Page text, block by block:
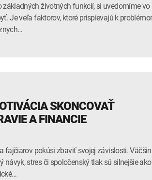
základných životných funkcií, si uvedomíme vo
Je veľa faktorov, ktoré prispievajú k
SKONCOVAŤ
A FINANCIE
fajčiarov pokúsi zbaviť svojej závislosti.
návyk, stres či spoločenský tlak sú silnejšie ako